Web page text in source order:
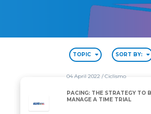
TOPIC SORT BY:
04 April 2022/ Ciclismo
PACING: THE STRATEGY TO
MANAGE A TIME TRIAL